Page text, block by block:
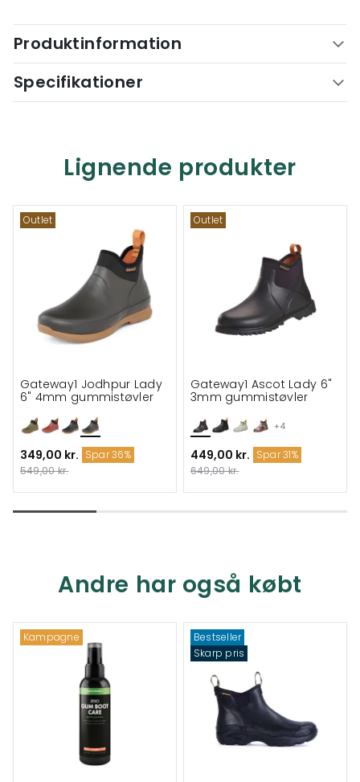
Produktinformation
Specifikationer
Lignende produkter
Outlet
Gateway1 Jodhpur Lady
6" 4mm gummistøvler
349,00 kr. Spar 36%
549,00 kr.
Outlet
+4
Gateway1 Ascot Lady 6"
3mm gummistøvler
449,00 kr. Spar 31%
649,00 kr.
Andre har også købt
Kampagne
Bestseller
Skarp pris